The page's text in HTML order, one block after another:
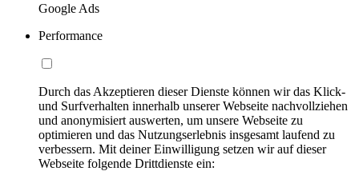
Google Ads
Performance
Durch das Akzeptieren dieser Dienste können wir das Klick-
und Surfverhalten innerhalb unserer Webseite nachvollziehen
und anonymisiert auswerten, um unsere Webseite zu
optimieren und das Nutzungserlebnis insgesamt laufend zu
verbessern. Mit deiner Einwilligung setzen wir auf dieser
Webseite folgende Drittdienste ein: